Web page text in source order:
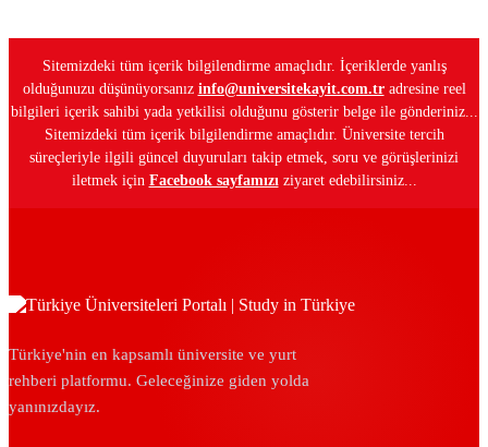
Sitemizdeki tüm içerik bilgilendirme amaçlıdır. İçeriklerde yanlış
olduğunuzu düşünüyorsanız info@universitekayit.com.tradresine reel
bilgileri içerik sahibi yada yetkilisi olduğunu gösterir belge ile gönderiniz...
Sitemizdeki tüm içerik bilgilendirme amaçlıdır. Üniversite tercih
süreçleriyle ilgili güncel duyuruları takip etmek, soru ve görüşlerinizi
iletmek için Facebook sayfamızıziyaret edebilirsiniz...
Türkiye'nin en kapsamlı üniversite ve yurt
rehberi platformu. Geleceğinize giden yolda
yanınızdayız.